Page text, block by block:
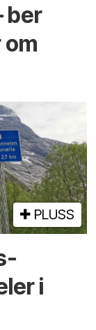
ber
PLUSS
i